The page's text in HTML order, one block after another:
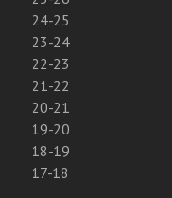
24-25
23-24
22-23
21-22
20-21
19-20
18-19
17-18